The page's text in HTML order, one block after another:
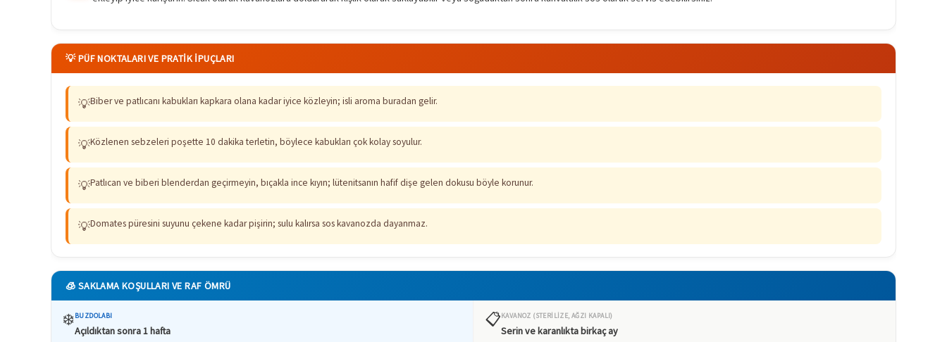
💡 PÜF NOKTALARI VE PRATIK İPUÇLARI
💡Biber ve patlıcanı kabukları kapkara olana kadar iyice közleyin; isli aroma buradan gelir.
💡Közlenen sebzeleri poşette 10 dakika terletin, böylece kabukları çok kolay soyulur.
💡Patlıcan ve biberi blenderdan geçirmeyin, bıçakla ince kıyın; lütenitsanın hafif dişe gelen dokusu böyle korunur.
💡Domates püresini suyunu çekene kadar pişirin; sulu kalırsa sos kavanozda dayanmaz.
🧊 SAKLAMA KOŞULLARI VE RAF ÖMRÜ
❄️BUZDOLABI
Açıldıktan sonra 1 hafta
📋KAVANOZ (STERILIZE, AĞZI KAPALI)
Serin ve karanlıkta birkaç ay